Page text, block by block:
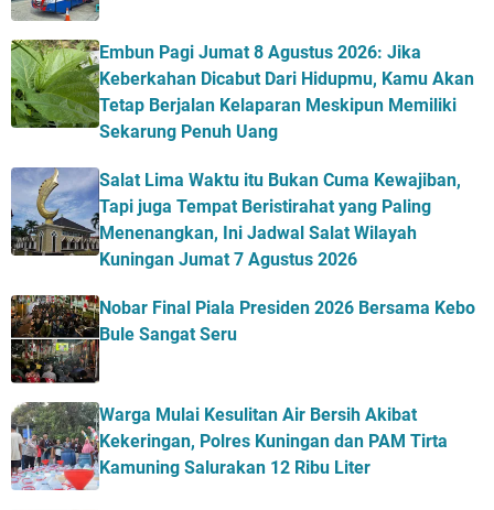
Embun Pagi Jumat 8 Agustus 2026: Jika
Keberkahan Dicabut Dari Hidupmu, Kamu Akan
Tetap Berjalan Kelaparan Meskipun Memiliki
Sekarung Penuh Uang
Salat Lima Waktu itu Bukan Cuma Kewajiban,
Tapi juga Tempat Beristirahat yang Paling
Menenangkan, Ini Jadwal Salat Wilayah
Kuningan Jumat 7 Agustus 2026
Nobar Final Piala Presiden 2026 Bersama Kebo
Bule Sangat Seru
Warga Mulai Kesulitan Air Bersih Akibat
Kekeringan, Polres Kuningan dan PAM Tirta
Kamuning Salurakan 12 Ribu Liter